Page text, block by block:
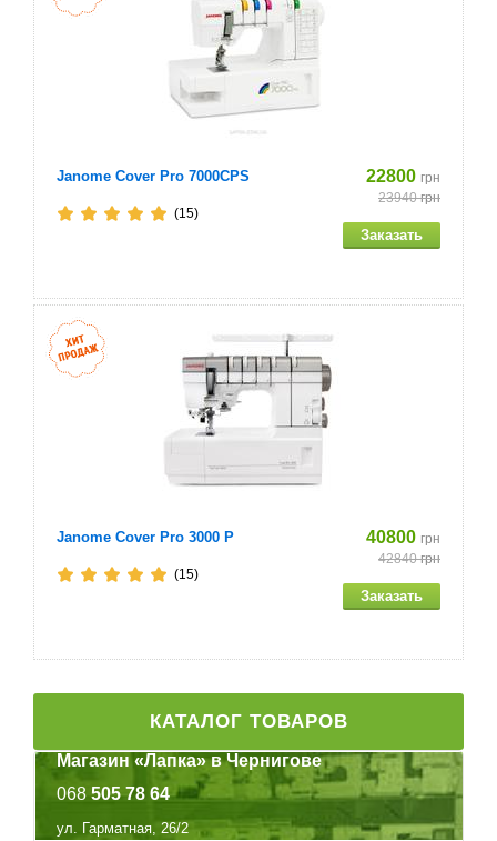
Двухигольный, трехниточный узкий распошивальный
шов. Для подрубки тонких тканей и пришивания
пришивания тесьмы, сшивания эластичных тканей и
декоративных эффектов.
Хранение аксессуаров футляр
Количество игл в комплекте 5
Щеточка для чистки
Janome Cover Pro 7000CPS 22800 грн
23940грн
(15)
Janome Cover Pro 3000 P 40800 грн
42840грн
(15)
КАТАЛОГ ТОВАРОВ
Магазин «Лапка» в Чернигове
068 505 78 64
ул. Гарматная, 26/2